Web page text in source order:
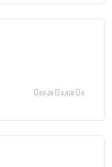
03-29 3,418 0